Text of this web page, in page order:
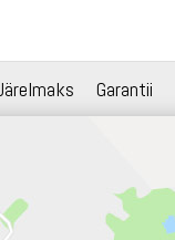
Garantii